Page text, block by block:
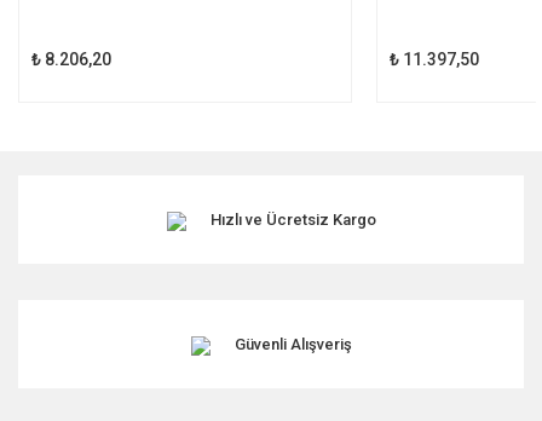
₺ 8.206,20 ₺ 11.397,50
Hızlı ve Ücretsiz Kargo
Güvenli Alışveriş